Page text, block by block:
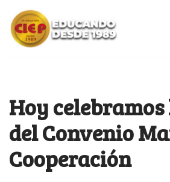
Ir
al
Hoy
del Convenio
Cooperación